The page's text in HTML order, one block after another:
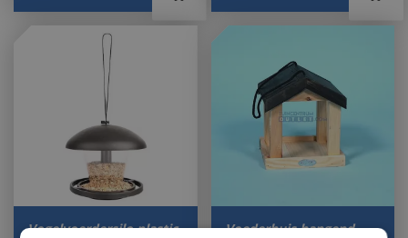
Vogelvoerdersilo plastic
Voederhuis hangend